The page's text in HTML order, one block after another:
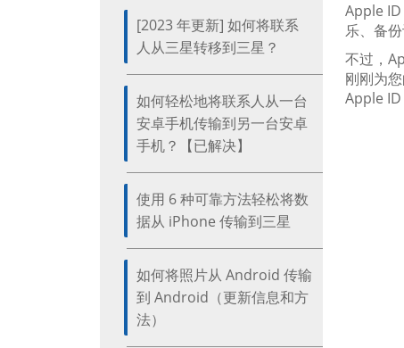
[2023 年更新] 如何将联系
人从三星转移到三星？
如何轻松地将联系人从一台
安卓手机传输到另一台安卓
手机？【已解决】
使用 6 种可靠方法轻松将数
据从 iPhone 传输到三星
如何将照片从 Android 传输
到 Android（更新信息和方
法）
Apple
乐、备
不过，
刚刚为
Apple ID